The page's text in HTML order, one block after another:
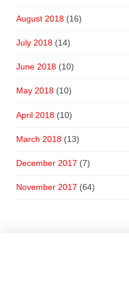
August 2018(16)
July 2018(14)
June 2018(10)
May 2018(10)
April 2018(10)
March 2018(13)
December 2017 (7)
November 2017 (64)